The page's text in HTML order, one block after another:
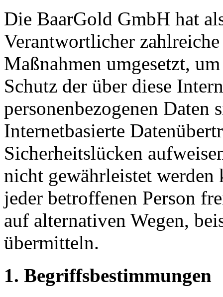
Die BaarGold GmbH hat
Verantwortlicher
Maßnahmen umgesetzt,
Schutz der über diese
personenbezogenen Daten
Internetbasierte
Sicherheitslücken
nicht gewährleistet werden
jeder betroffenen Person
auf alternativen Wegen,
übermitteln.
1. Begriffsbestimmungen